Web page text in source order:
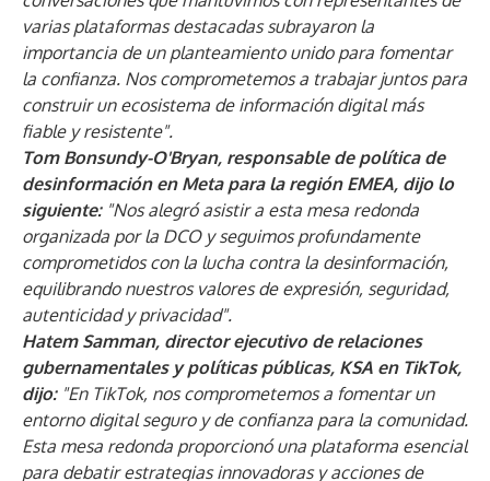
varias plataformas destacadas subrayaron la
importancia de un planteamiento unido para fomentar
la confianza. Nos comprometemos a trabajar juntos para
construir un ecosistema de información digital más
fiable y resistente".
Tom Bonsundy-O'Bryan, responsable de política de
desinformación en Meta para la región EMEA, dijo lo
siguiente: "Nos alegró asistir a esta mesa redonda
organizada por la DCO y seguimos profundamente
comprometidos con la lucha contra la desinformación,
equilibrando nuestros valores de expresión, seguridad,
autenticidad y privacidad".
Hatem Samman, director ejecutivo de relaciones
gubernamentales y políticas públicas, KSA en TikTok,
dijo: "En TikTok, nos comprometemos a fomentar un
entorno digital seguro y de confianza para la comunidad.
Esta mesa redonda proporcionó una plataforma esencial
para debatir estrategias innovadoras y acciones de